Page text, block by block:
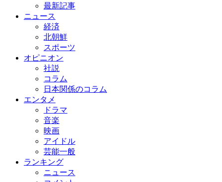
最新記事
ニュース
経済
北朝鮮
スポーツ
オピニオン
社説
コラム
日本関係のコラム
エンタメ
ドラマ
音楽
映画
アイドル
芸能一般
ランキング
ニュース